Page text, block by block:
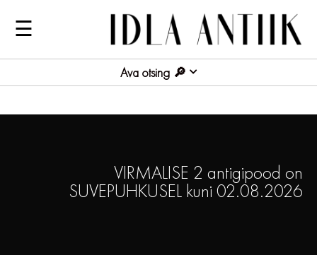
☰
Ava otsing
VIRMALISE 2 antigipood on
SUVEPUHKUSEL kuni 02.08.2026